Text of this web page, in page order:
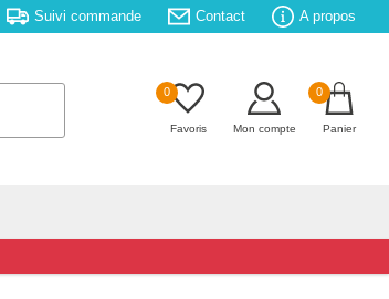
Suivi commande Contact A propos
0
Favoris Mon compte
0
Panier